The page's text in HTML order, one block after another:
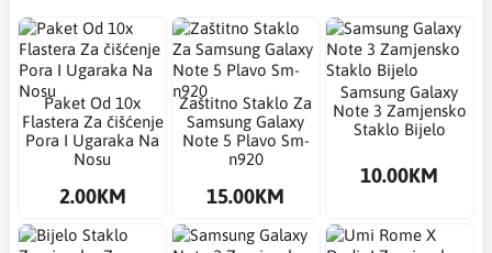
Paket Od 10x
Flastera Za čišćenje
Pora I Ugaraka Na
Nosu
2.00KM
Zaštitno Staklo Za
Samsung Galaxy
Note 5 Plavo Sm-
n920
15.00KM
Samsung Galaxy
Note 3 Zamjensko
Staklo Bijelo
10.00KM